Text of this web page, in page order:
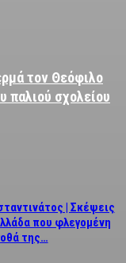
τον Θεόφιλο
παλιού σχολείου
| Σκέψεις
που φλεγομένη
της…